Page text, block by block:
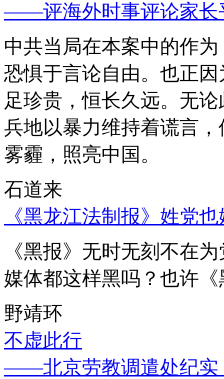
——评海外时事评论家长
中共当局在本案中的作
恐惧于言论自由。也正
足珍贵，恒长久远。无
兵地以暴力维持着谎言
雾霾，照亮中国。
石道来
《黑龙江法制报》姓党
《黑报》无时无刻不在
媒体都这样黑吗？也许
野靖环
不虚此行
——北京劳教调遣处纪实